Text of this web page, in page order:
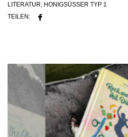
LITERATUR, HONIGSÜSSER TYP 1
TEILEN: